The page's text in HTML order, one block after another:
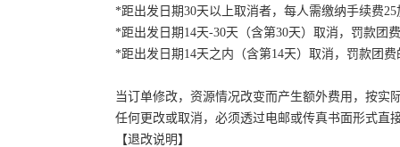
*距出发日期30天以上取消者，每人需缴纳手续费
*距出发日期14天-30天（含第30天）取消，罚款团
*距出发日期14天之内（含第14天）取消，罚款团费
当订单修改，资源情况改变而产生额外费用，按实
任何更改或取消，必须透过电邮或传真书面形式直
【退改说明】